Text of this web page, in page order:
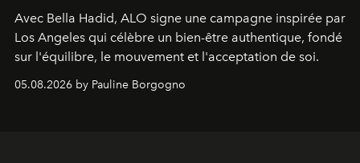
Avec Bella Hadid, ALO signe une campagne inspirée par
Los Angeles qui célèbre un bien-être authentique, fondé
sur l'équilibre, le mouvement et l'acceptation de soi.
05.08.2026 by Pauline Borgogno